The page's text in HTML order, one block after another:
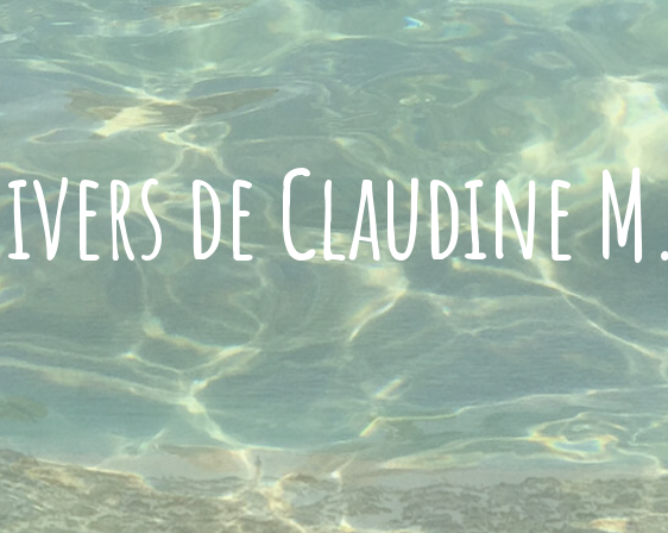
de Claudine